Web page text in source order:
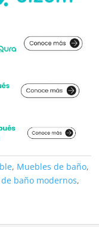
, Muebles de baño,
baño modernos,